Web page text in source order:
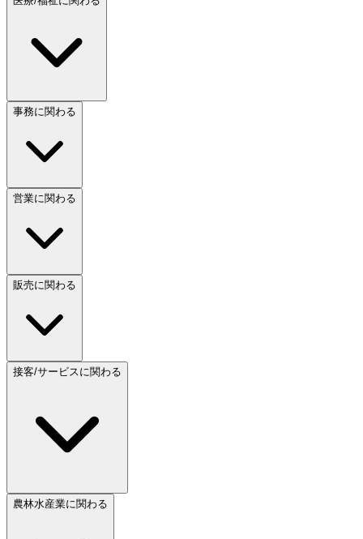
事務に関わる
営業に関わる
販売に関わる
接客/サービスに関わる
農林水産業に関わる